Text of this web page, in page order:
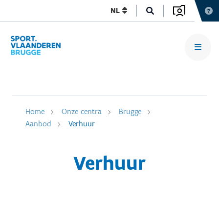
NL
Home Onze centra
Brugge
Aanbod
Verhuur
Verhuur